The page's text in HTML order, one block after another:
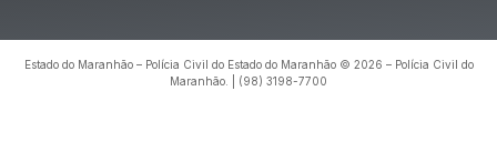
Estado do Maranhão – Polícia Civil do Estado do Maranhão © 2026 – Polícia Civil do
Maranhão. | (98) 3198-7700